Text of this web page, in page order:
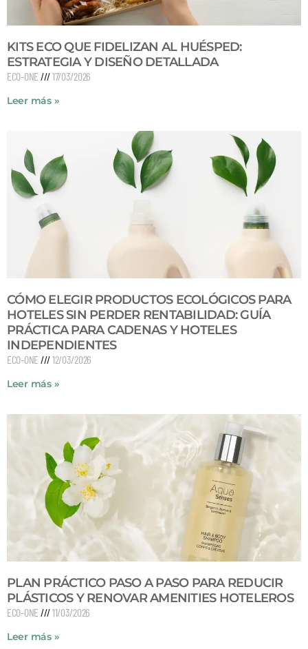
KITS ECO QUE FIDELIZAN AL HUÉSPED:
ESTRATEGIA Y DISEÑO DETALLADA
ECO-ONE 17/03/2026
Leer más »
CÓMO ELEGIR PRODUCTOS ECOLÓGICOS PARA
HOTELES SIN PERDER RENTABILIDAD: GUÍA
PRÁCTICA PARA CADENAS Y HOTELES
INDEPENDIENTES
ECO-ONE 12/03/2026
Leer más »
PLAN PRÁCTICO PASO A PASO PARA REDUCIR
PLÁSTICOS Y RENOVAR AMENITIES HOTELEROS
ECO-ONE 11/03/2026
Leer más »